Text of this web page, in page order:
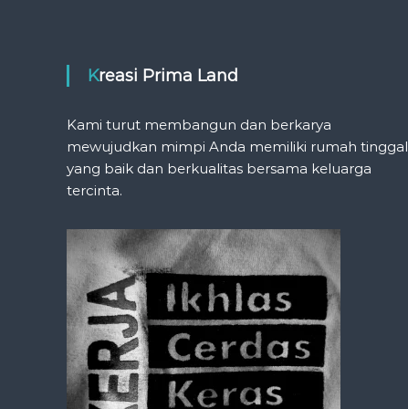
Kreasi Prima Land
Kami turut membangun dan berkarya
mewujudkan mimpi Anda memiliki rumah tinggal
yang baik dan berkualitas bersama keluarga
tercinta.